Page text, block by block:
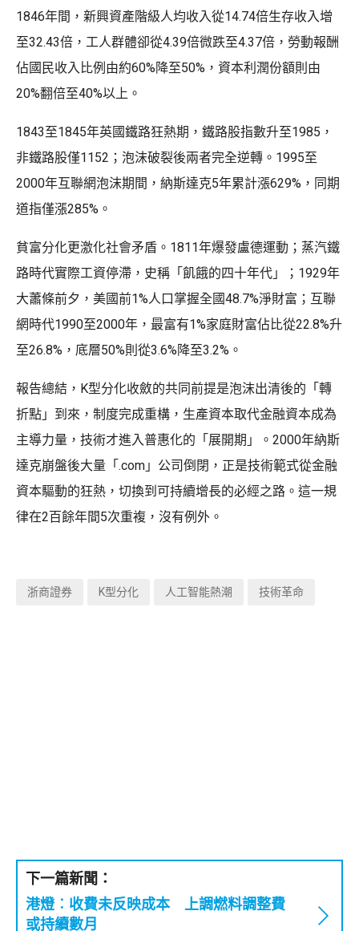
1846年間，新興資產階級人均收入從14.74倍生存收入增
至32.43倍，工人群體卻從4.39倍微跌至4.37倍，勞動報酬
佔國民收入比例由約60%降至50%，資本利潤份額則由
20%翻倍至40%以上。
1843至1845年英國鐵路狂熱期，鐵路股指數升至1985，
非鐵路股僅1152；泡沫破裂後兩者完全逆轉。1995至
2000年互聯網泡沫期間，納斯達克5年累計漲629%，同期
道指僅漲285%。
貧富分化更激化社會矛盾。1811年爆發盧德運動；蒸汽鐵
路時代實際工資停滯，史稱「飢餓的四十年代」；1929年
大蕭條前夕，美國前1%人口掌握全國48.7%淨財富；互聯
網時代1990至2000年，最富有1%家庭財富佔比從22.8%升
至26.8%，底層50%則從3.6%降至3.2%。
報告總結，K型分化收斂的共同前提是泡沫出清後的「轉
折點」到來，制度完成重構，生產資本取代金融資本成為
主導力量，技術才進入普惠化的「展開期」。2000年納斯
達克崩盤後大量「.com」公司倒閉，正是技術範式從金融
資本驅動的狂熱，切換到可持續增長的必經之路。這一規
律在2百餘年間5次重複，沒有例外。
浙商證券 K型分化 人工智能熱潮 技術革命
下一篇新聞：
港燈︰收費未反映成本 上調燃料調整費
或持續數月